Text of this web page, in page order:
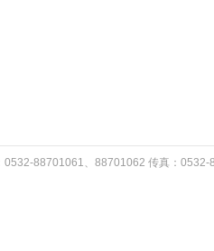
0532-88701061、88701062 传真：